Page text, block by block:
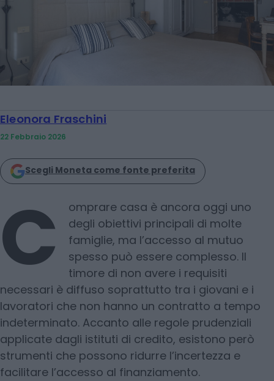
Eleonora Fraschini
22 Febbraio 2026
Scegli Moneta come fonte preferita
C
omprare casa è ancora oggi uno
degli obiettivi principali di molte
famiglie, ma l’accesso al mutuo
spesso può essere complesso. Il
timore di non avere i requisiti
necessari è diffuso soprattutto tra i giovani e i
lavoratori che non hanno un contratto a tempo
indeterminato. Accanto alle regole prudenziali
applicate dagli istituti di credito, esistono però
strumenti che possono ridurre l’incertezza e
facilitare l’accesso al finanziamento.